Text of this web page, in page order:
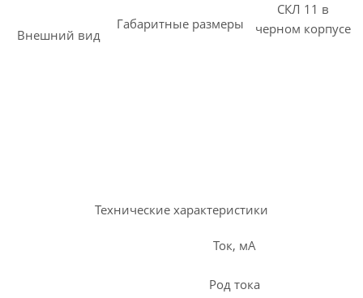
Внешний вид
Габаритные размеры
СКЛ 11 в
черном корпусе
Технические характеристики
Ток, мА
Род тока